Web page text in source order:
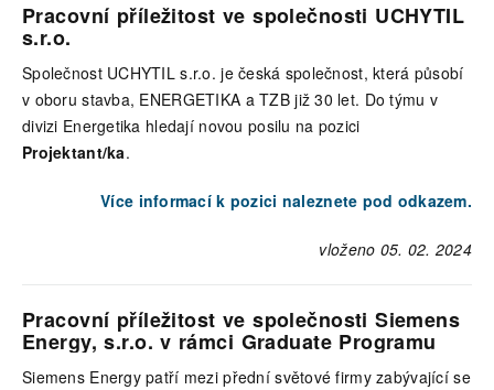
Pracovní příležitost ve společnosti UCHYTIL
s.r.o.
Společnost UCHYTIL s.r.o. je česká společnost, která působí
v oboru stavba, ENERGETIKA a TZB již 30 let. Do týmu v
divizi Energetika hledají novou posilu na pozici
Projektant/ka.
Více informací k pozici naleznete pod odkazem.
vloženo 05. 02. 2024
Pracovní příležitost ve společnosti Siemens
Energy, s.r.o. v rámci Graduate Programu
Siemens Energy patří mezi přední světové firmy zabývající se